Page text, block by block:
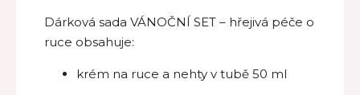
Dárková sada VÁNOČNÍ SET – hřejivá péče o
ruce obsahuje:
krém na ruce a nehty v tubě 50 ml